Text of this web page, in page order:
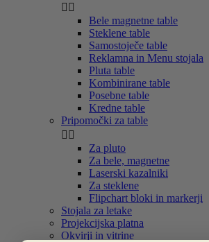
 
Bele magnetne table
Steklene table
Samostoječe table
Reklamna in Menu stojala
Pluta table
Kombinirane table
Posebne table
Kredne table
Pripomočki za table
 
Za pluto
Za bele, magnetne
Laserski kazalniki
Za steklene
Flipchart bloki in markerji
Stojala za letake
Projekcijska platna
Okvirji in vitrine